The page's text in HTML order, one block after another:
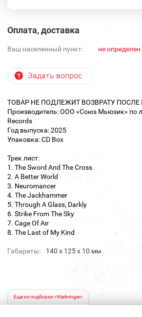
Оплата, доставка
Ваш населенный пункт: не определен
Задать вопрос
ТОВАР НЕ ПОДЛЕЖИТ ВОЗВРАТУ ПОСЛЕ
Производитель: ООО «Союз Мьюзик» по
Records
Год выпуска: 2025
Упаковка: CD Box
Трек лист:
1. The Sword And The Cross
2. A Better World
3. Neuromancer
4. The Jackhammer
5. Through A Glass, Darkly
6. Strike From The Sky
7. Cage Of Air
8. The Last of My Kind
Габариты: 140 х 125 х 10 мм
Еще из подборки «Warbringer»